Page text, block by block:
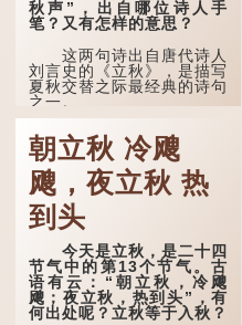
秋声”，出自哪位诗人手
笔？又有怎样的意思？
这两句诗出自唐代诗人
刘言史的《立秋》，是描写
夏秋交替之际最经典的诗句
之一。
《立秋》全诗如下：
兹晨戒流火，商飙早已
惊。 云天收夏色，木
叶动秋声。
诗的前两句写的是：这
一天早安，天上的“流
火”（指大火星，象征暑
气）开始消退，凉爽的秋风
（商飙，即西风）已经悄然
吹起。后两句，便是全诗的
灵魂...
朝立秋 冷飕
飕，夜立秋 热
到头
今天是立秋，是二十四
节气中的第13个节气。古
语有云：“朝立秋，冷飕
飕；夜立秋，热到头”，有
何出处呢？立秋等于入秋？